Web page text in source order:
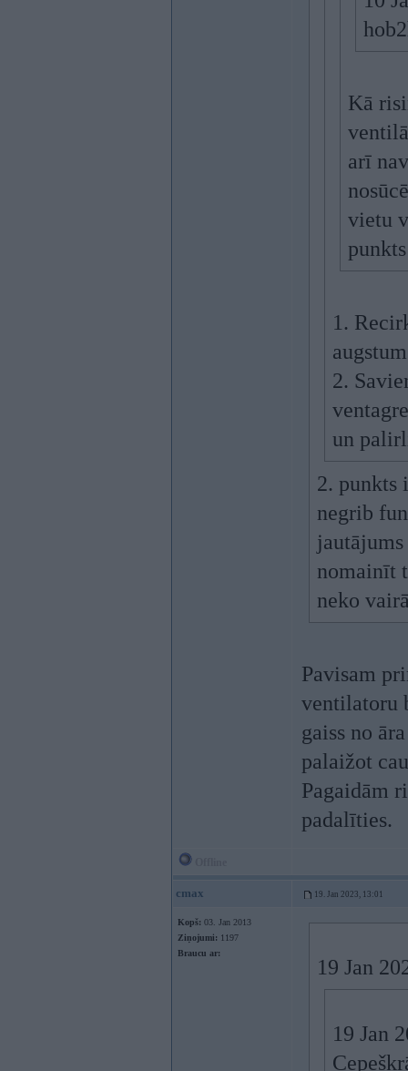
Kā
arī
vietu
punkts
1.
2.
un
2. punkts
negrib
nomainīt
neko
Pavisam
ventilatoru
gaiss no
palaižot
Pagaidām
padalīties.
cmax 19. Jan 2023, 13:01
Kopš: 03. Jan 2013
Ziņojumi: 1197
Braucu ar:
19 Jan
19 Jan